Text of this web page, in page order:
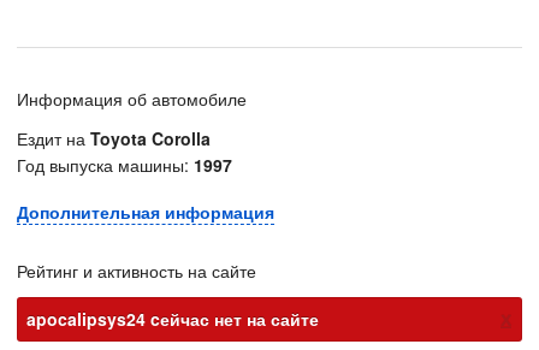
Информация об автомобиле
Ездит на Toyota Corolla
Год выпуска машины: 1997
Дополнительная информация
Рейтинг и активность на сайте
apocalipsys24 cейчас нет на сайте
х